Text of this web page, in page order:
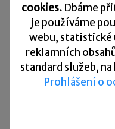
10. 8. 2026
Splatnost daně za
Přehled všech termínů ►
cookies. Dbáme
je používáme
webu, statistické
reklamních
standard služeb,
Prohlášení o